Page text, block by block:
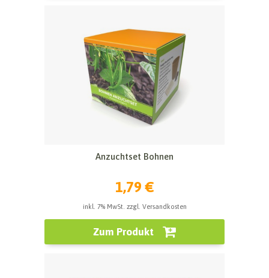
Anzuchtset Bohnen
1,79 €
inkl. 7% MwSt. zzgl. Versandkosten
Zum Produkt